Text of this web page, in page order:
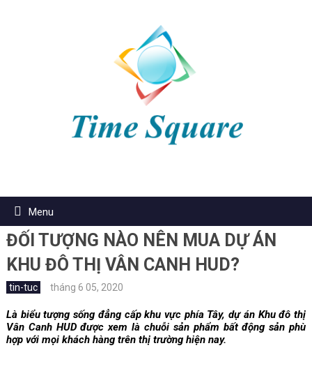
Menu
ĐỐI TƯỢNG NÀO NÊN MUA DỰ ÁN
KHU ĐÔ THỊ VÂN CANH HUD?
tin-tuc tháng 6 05, 2020
Là biểu tượng sống đẳng cấp khu vực phía Tây, dự án Khu đô thị
Vân Canh HUD được xem là chuỗi sản phẩm bất động sản phù
hợp với mọi khách hàng trên thị trường hiện nay.